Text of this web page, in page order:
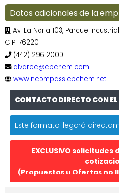
Datos adicionales de la
Av. La Noria 103, Parque
C.P. 76220
(442) 296 2000
alvarcc@cpchem.com
www.ncompass.cpchem.net
CONTACTO DIRECTO CON EL
Este formato llegará
EXCLUSIVO
(Propuestas u Ofertas no